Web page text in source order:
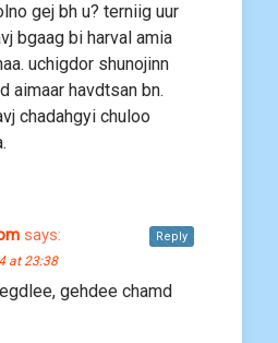
gej bh u? terniig uur
bgaag bi harval amia
uchigdor shunojinn
aimaar havdtsan bn.
chadahgyi chuloo
says:
at 23:38
gehdee chamd
Reply